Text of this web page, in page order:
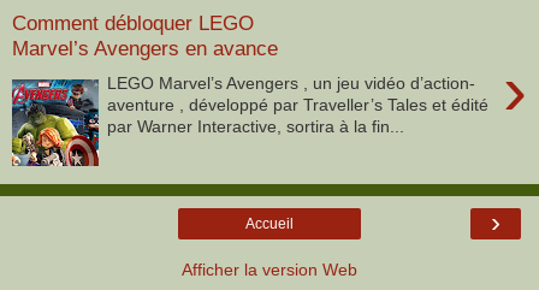
Comment débloquer LEGO
Marvel’s Avengers en avance
›
LEGO Marvel’s Avengers , un jeu vidéo d’action-
aventure , développé par Traveller’s Tales et édité
par Warner Interactive, sortira à la fin...
›
Accueil
Afficher la version Web